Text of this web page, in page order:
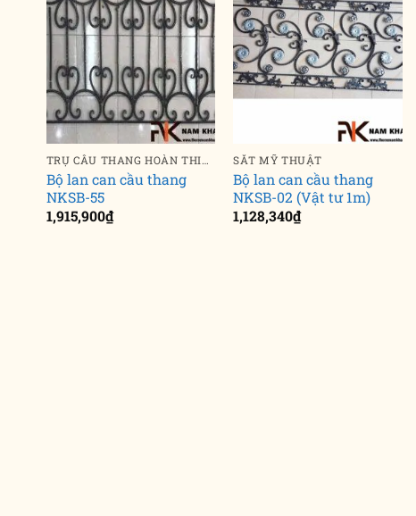
TRỤ CẦU THANG HOÀN THIỆN
Bộ lan can cầu thang
NKSB-55
1,915,900₫
SẮT MỸ THUẬT
Bộ lan can cầu thang
NKSB-02 (Vật tư 1m)
1,128,340₫